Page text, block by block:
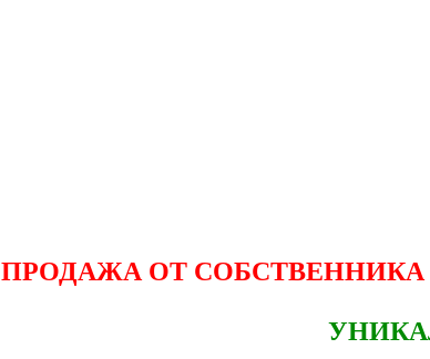
ПРОДАЖА ОТ СОБСТВЕННИКА